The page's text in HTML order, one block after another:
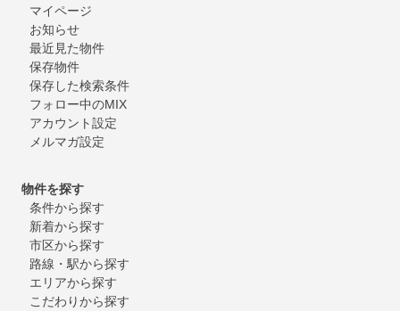
マイページ
お知らせ
最近見た物件
保存物件
保存した検索条件
フォロー中のMIX
アカウント設定
メルマガ設定
物件を探す
条件から探す
新着から探す
市区から探す
路線・駅から探す
エリアから探す
こだわりから探す